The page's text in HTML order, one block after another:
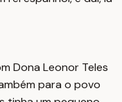
Dona Leonor Teles
para o povo